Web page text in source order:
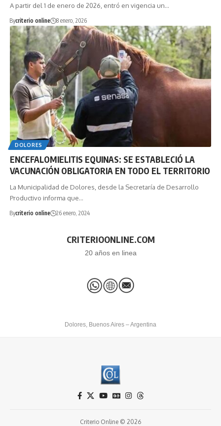
A partir del 1 de enero de 2026, entró en vigencia un…
Bycriterio online 8 enero, 2026
DOLORES
ENCEFALOMIELITIS EQUINAS: SE ESTABLECIÓ LA
VACUNACIÓN OBLIGATORIA EN TODO EL TERRITORIO
La Municipalidad de Dolores, desde la Secretaría de Desarrollo
Productivo informa que…
Bycriterio online 26 enero, 2024
CRITERIOONLINE.COM
20 años en linea
Dolores, Buenos Aires – Argentina
Criterio Online © 2026